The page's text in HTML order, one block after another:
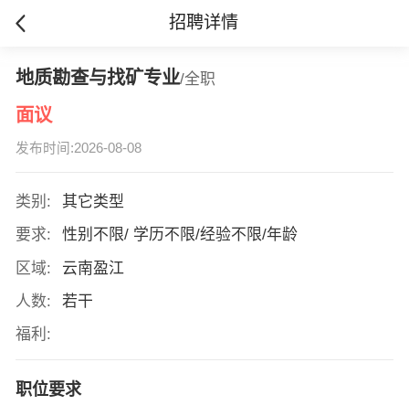
招聘详情
地质勘查与找矿专业/全职
面议
发布时间:2026-08-08
类别:
其它类型
要求:
性别不限/ 学历不限/经验不限/年龄
区域:
云南盈江
人数:
若干
福利:
职位要求